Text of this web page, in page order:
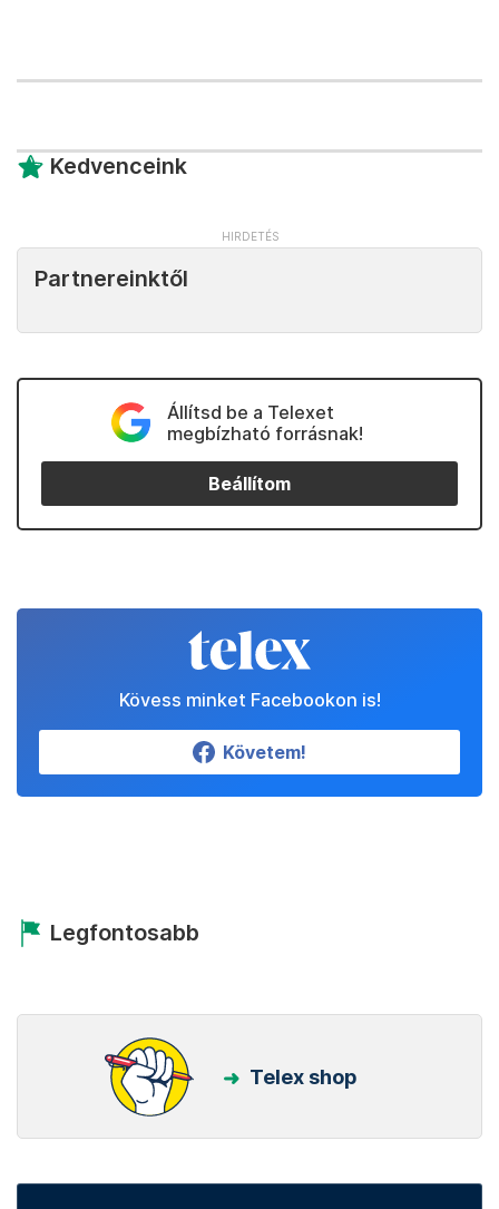
Kedvenceink
Partnereinktől
Állítsd be a Telexet
megbízható forrásnak!
Beállítom
Kövess minket Facebookon is!
Követem!
Legfontosabb
Telex shop